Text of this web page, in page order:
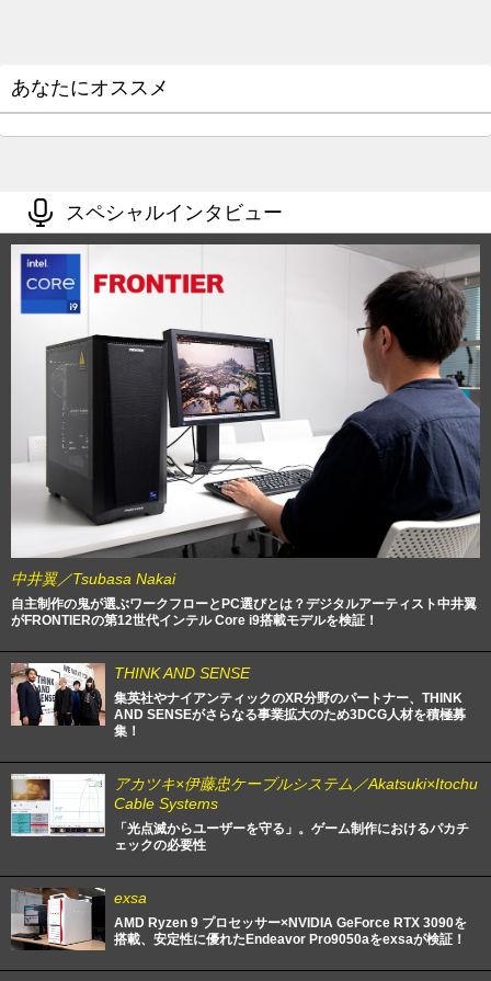
あなたにオススメ
スペシャルインタビュー
中井翼／Tsubasa Nakai
自主制作の鬼が選ぶワークフローとPC選びとは？デジタルアーティスト中井翼
がFRONTIERの第12世代インテル Core i9搭載モデルを検証！
THINK AND SENSE
集英社やナイアンティックのXR分野のパートナー、THINK
AND SENSEがさらなる事業拡大のため3DCG人材を積極募
集！
アカツキ×伊藤忠ケーブルシステム／Akatsuki×Itochu
Cable Systems
「光点滅からユーザーを守る」。ゲーム制作におけるパカチ
ェックの必要性
exsa
AMD Ryzen 9 プロセッサー×NVIDIA GeForce RTX 3090を
搭載、安定性に優れたEndeavor Pro9050aをexsaが検証！